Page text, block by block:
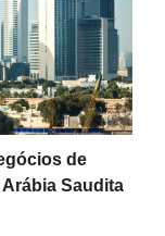
de
Saudita